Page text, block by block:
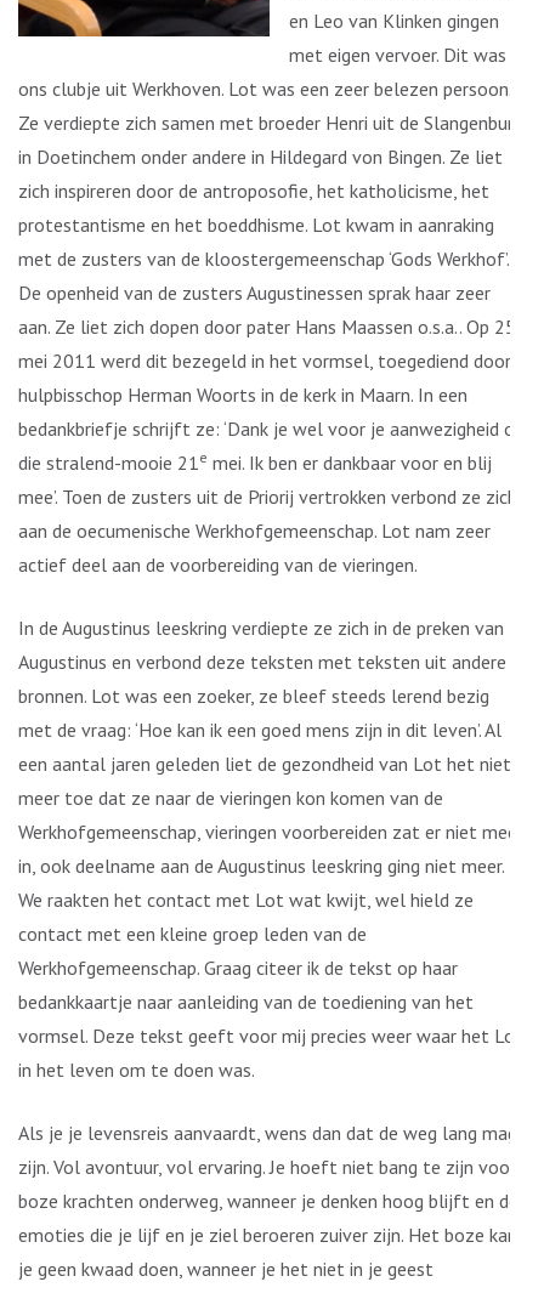
en Leo van Klinken gingen
met eigen vervoer. Dit was
ons clubje uit Werkhoven. Lot was een zeer belezen persoon.
Ze verdiepte zich samen met broeder Henri uit de Slangenburg
in Doetinchem onder andere in Hildegard von Bingen. Ze liet
zich inspireren door de antroposofie, het katholicisme, het
protestantisme en het boeddhisme. Lot kwam in aanraking
met de zusters van de kloostergemeenschap ‘Gods Werkhof’.
De openheid van de zusters Augustinessen sprak haar zeer
aan. Ze liet zich dopen door pater Hans Maassen o.s.a.. Op 25
mei 2011 werd dit bezegeld in het vormsel, toegediend door
hulpbisschop Herman Woorts in de kerk in Maarn. In een
bedankbriefje schrijft ze: ‘Dank je wel voor je aanwezigheid op
die stralend-mooie 21e mei. Ik ben er dankbaar voor en blij
mee’. Toen de zusters uit de Priorij vertrokken verbond ze zich
aan de oecumenische Werkhofgemeenschap. Lot nam zeer
actief deel aan de voorbereiding van de vieringen.
In de Augustinus leeskring verdiepte ze zich in de preken van
Augustinus en verbond deze teksten met teksten uit andere
bronnen. Lot was een zoeker, ze bleef steeds lerend bezig
met de vraag: ‘Hoe kan ik een goed mens zijn in dit leven’. Al
een aantal jaren geleden liet de gezondheid van Lot het niet
meer toe dat ze naar de vieringen kon komen van de
Werkhofgemeenschap, vieringen voorbereiden zat er niet meer
in, ook deelname aan de Augustinus leeskring ging niet meer.
We raakten het contact met Lot wat kwijt, wel hield ze
contact met een kleine groep leden van de
Werkhofgemeenschap. Graag citeer ik de tekst op haar
bedankkaartje naar aanleiding van de toediening van het
vormsel. Deze tekst geeft voor mij precies weer waar het Lot
in het leven om te doen was.
Als je je levensreis aanvaardt, wens dan dat de weg lang mag
zijn. Vol avontuur, vol ervaring. Je hoeft niet bang te zijn voor
boze krachten onderweg, wanneer je denken hoog blijft en de
emoties die je lijf en je ziel beroeren zuiver zijn. Het boze kan
je geen kwaad doen, wanneer je het niet in je geest